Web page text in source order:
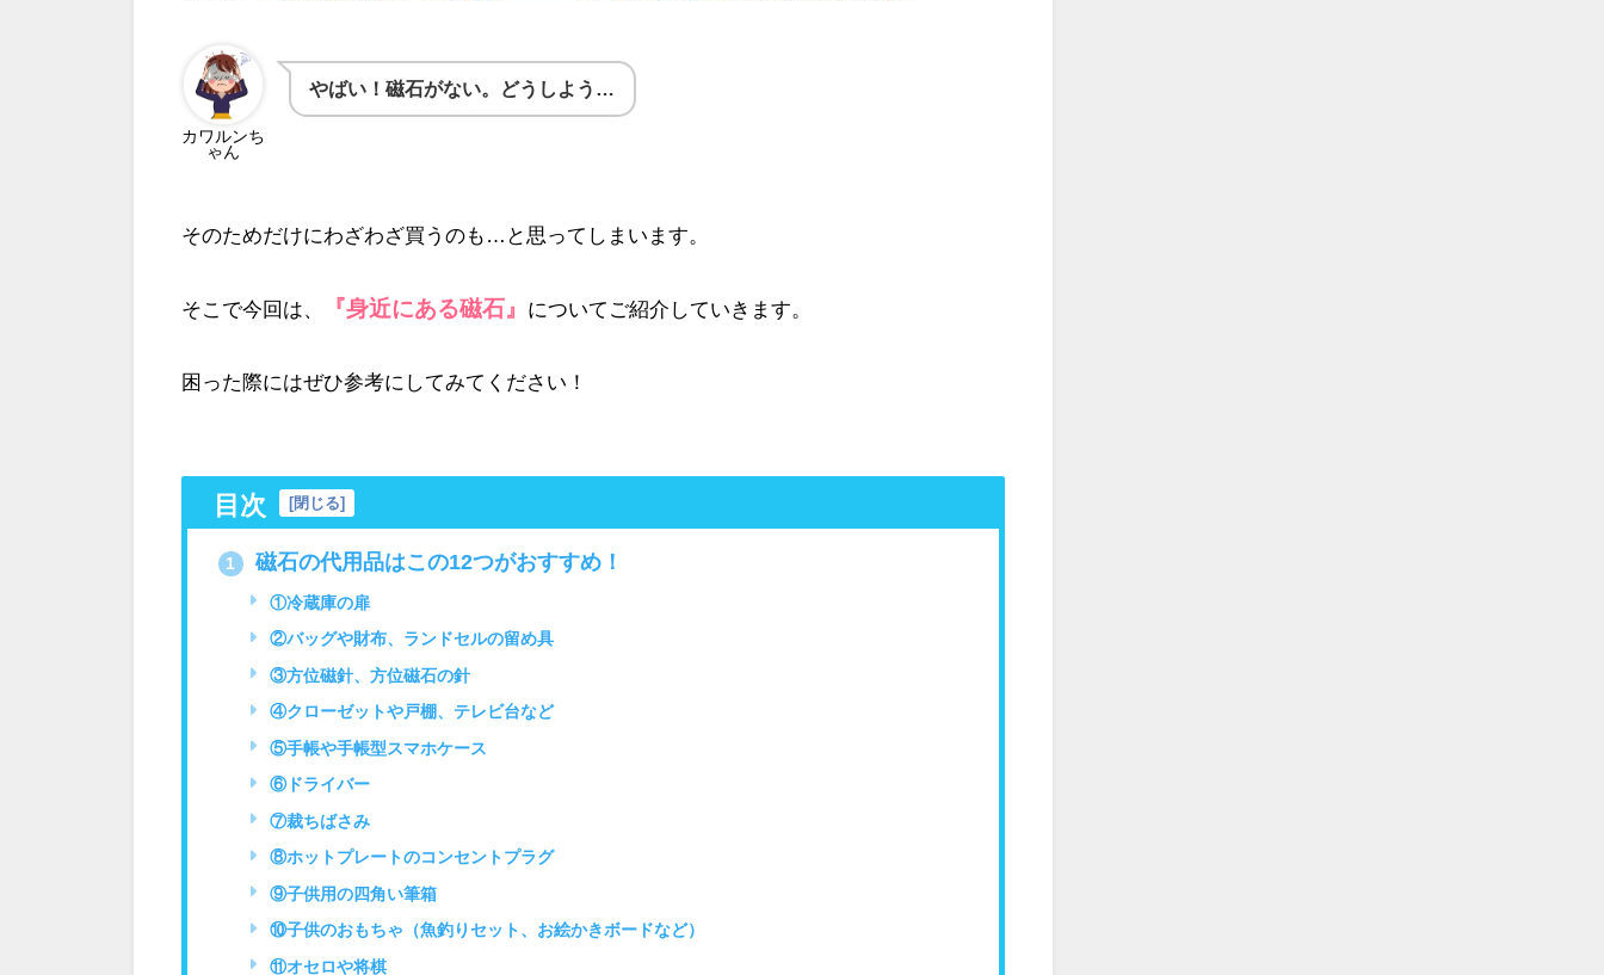
カワルンち
ゃん
やばい！磁石がない。どうしよう…
そのためだけにわざわざ買うのも…と思ってしまいます。
そこで今回は、 『身近にある磁石』 についてご紹介していきます。
困った際にはぜひ参考にしてみてください！
目次 [閉じる]
1 磁石の代用品はこの12つがおすすめ！
①冷蔵庫の扉
②バッグや財布、ランドセルの留め具
③方位磁針、方位磁石の針
④クローゼットや戸棚、テレビ台など
⑤手帳や手帳型スマホケース
⑥ドライバー
⑦裁ちばさみ
⑧ホットプレートのコンセントプラグ
⑨子供用の四角い筆箱
⑩子供のおもちゃ（魚釣りセット、お絵かきボードなど）
⑪オセロや将棋